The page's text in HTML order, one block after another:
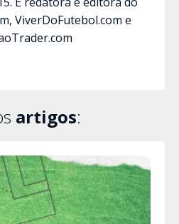
ViverDoFutebol.com e
artigos: